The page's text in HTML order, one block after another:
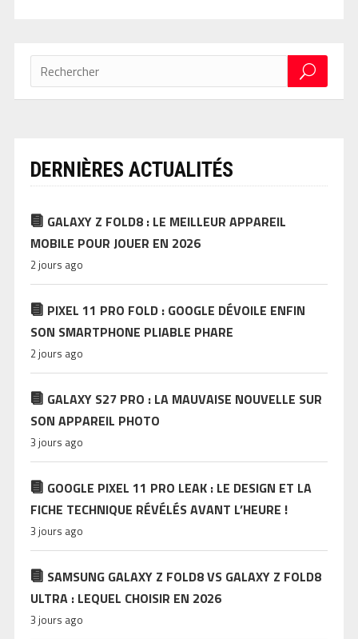
DERNIÈRES ACTUALITÉS
GALAXY Z FOLD8 : LE MEILLEUR APPAREIL
MOBILE POUR JOUER EN 2026
2 jours ago
PIXEL 11 PRO FOLD : GOOGLE DÉVOILE ENFIN
SON SMARTPHONE PLIABLE PHARE
2 jours ago
GALAXY S27 PRO : LA MAUVAISE NOUVELLE SUR
SON APPAREIL PHOTO
3 jours ago
GOOGLE PIXEL 11 PRO LEAK : LE DESIGN ET LA
FICHE TECHNIQUE RÉVÉLÉS AVANT L’HEURE !
3 jours ago
SAMSUNG GALAXY Z FOLD8 VS GALAXY Z FOLD8
ULTRA : LEQUEL CHOISIR EN 2026
3 jours ago